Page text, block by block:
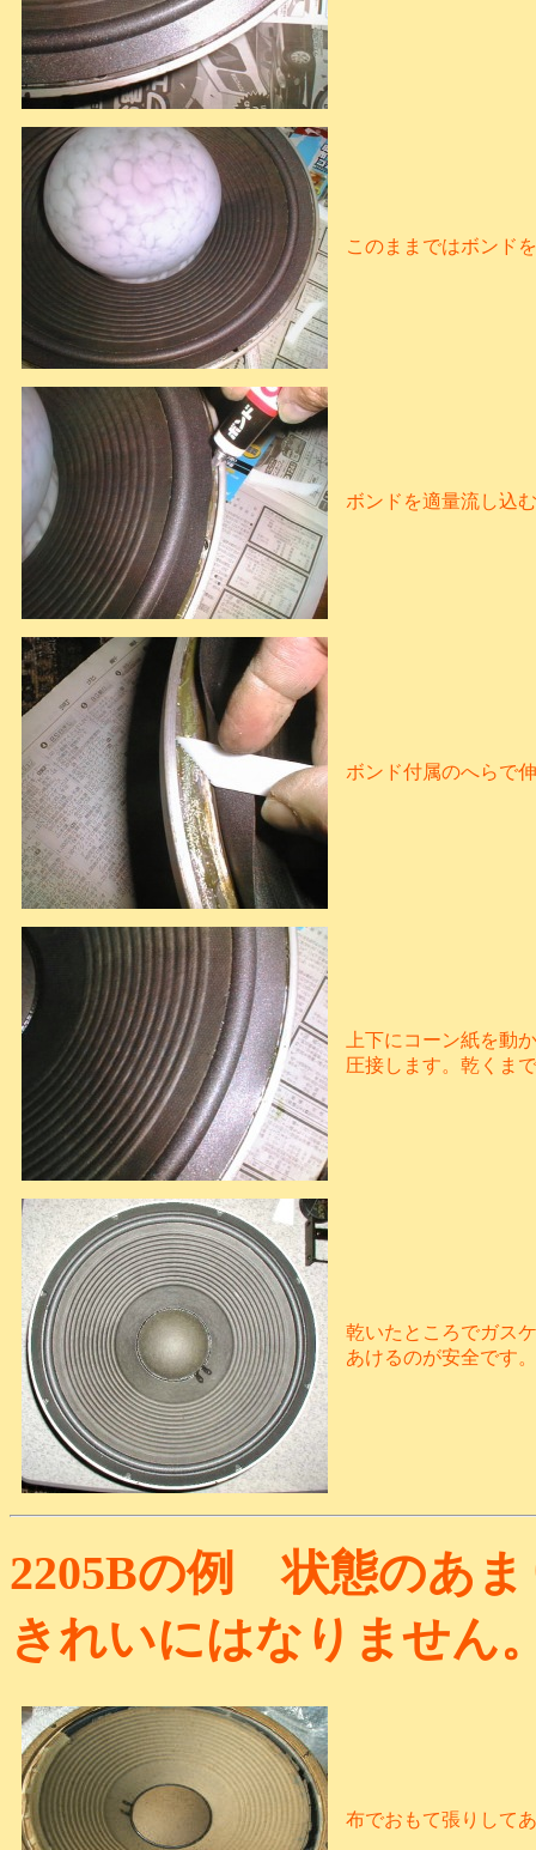
このままではボンド
ボンドを適量流し込
ボンド付属のへらで
上下にコーン紙を動
圧接します。乾くま
乾いたところでガス
あけるのが安全です
2205Bの例 状態のあ
きれいにはなりません
布でおもて張りして